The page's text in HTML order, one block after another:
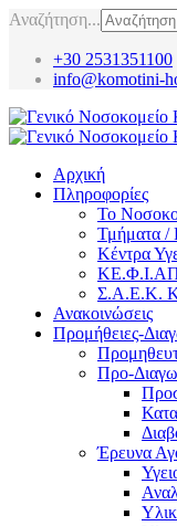
Αναζήτηση...
+30 2531351100
info@komotini-
Αρχική
Πληροφορίες
Το
Τμήματα /
Κέντρα
Σ.Α.Ε.Κ.
Ανακοινώσεις
Προμήθειες-
Προ-
Έρευνα